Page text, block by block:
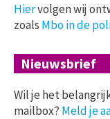
Hiervolgen wij
zoals Mbo in de
Nieuwsbrief
Wil je het
mailbox? Meld je